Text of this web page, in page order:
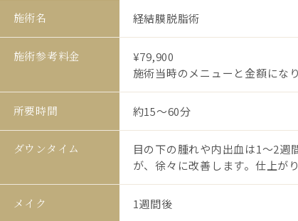
施術名 経結膜脱脂術
施術参考料金
¥79,900
施術当時のメニューと金額になり
所要時間 約15〜60分
ダウンタイム
目の下の腫れや内出血は1〜2週
が、徐々に改善します。仕上が
メイク 1週間後